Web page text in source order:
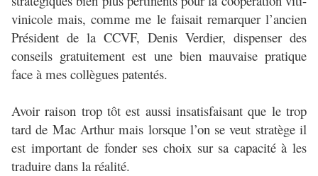
vinicole mais, comme me le faisait remarquer l’ancien
Président de la CCVF, Denis Verdier, dispenser des
conseils gratuitement est une bien mauvaise pratique
face à mes collègues patentés.
Avoir raison trop tôt est aussi insatisfaisant que le trop
tard de Mac Arthur mais lorsque l’on se veut stratège il
est important de fonder ses choix sur sa capacité à les
traduire dans la réalité.